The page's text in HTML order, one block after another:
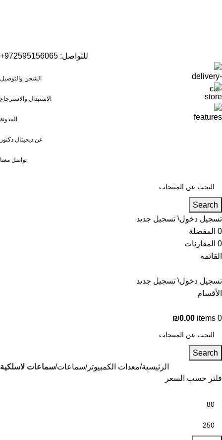
للتواصل: 972595156065+
الشحن والتوصيل
الاستبدال والاسترجاع
المدونة
عن ديجيتال دكتور
تواصل معنا
Search
تسجيل دخول\ تسجيل جديد
0 المفضلة
0 المقارنات
القائمة
تسجيل دخول\ تسجيل جديد
الأقسام
0
items
₪0.00
Search
الرئيسية معدات الكمبيوتر سماعات سماعات لاسلكية
فلتر حسب السعر